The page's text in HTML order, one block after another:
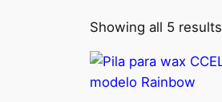
Showing all 5 results